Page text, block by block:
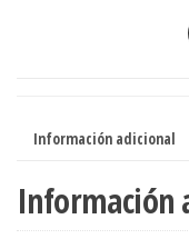
Información adicional
Información